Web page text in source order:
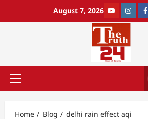
August 7, 2026
Home Blog delhi rain effect aqi